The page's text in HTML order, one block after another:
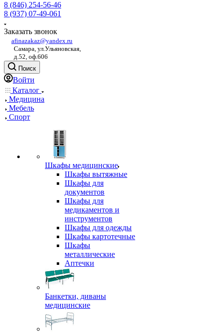
8 (846) 254-56-46
8 (937) 07-49-061
Заказать звонок
afinazakaz@yandex.ru
Самара, ул.Ульяновская,
д.52, оф.606
Поиск
Войти
Каталог
Медицина
Мебель
Спорт
Шкафы медицинские
Шкафы вытяжные
Шкафы для
документов
Шкафы для
медикаментов и
инструментов
Шкафы для одежды
Шкафы картотечные
Шкафы
металлические
Аптечки
Банкетки, диваны
медицинские